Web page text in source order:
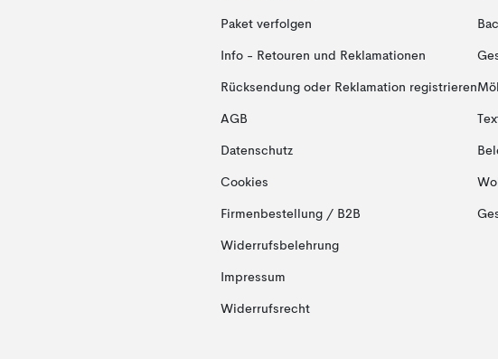
Paket verfolgen
Info - Retouren und Reklamationen
Rücksendung oder Reklamation registrieren
AGB
Datenschutz
Cookies
Firmenbestellung / B2B
Widerrufsbelehrung
Impressum
Widerrufsrecht